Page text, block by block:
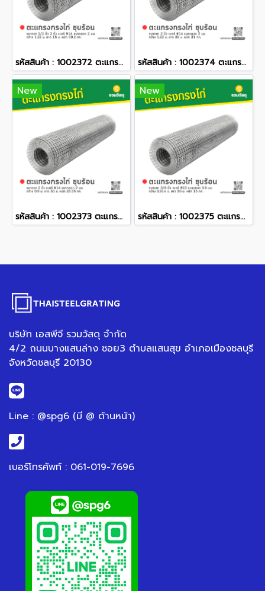
รหัสสินค้า : 1002372 ตะแกรงกรงไก่ ชุบร้อน ขนาดตา 1/2 นิ้ว 2 นิ้ว เบอร์ #14 ขนาดลวด 2 มม. กว้าง 1.22 ม. ยาว 15 ม. หนัก 39.2 กก. รหัสสินค้า : 1002374 ตะแกรงกรงไก่ ชุบร้อน ขนาดตา 2 นิ้ว เบอร์ #14 ขนาดลวด 2 มม. กว้าง 1.22 ม. ยาว 30 ม. หนัก 31 กก.
New
รหัสสินค้า : 1002373 ตะแกรงกรงไก่ ชุบร้อน ขนาดตา 2 นิ้ว เบอร์ #14 ขนาดลวด 2 มม. กว้าง 0.9 ม. ยาว 30 ม. หนัก 26.35 กก.
New
รหัสสินค้า : 1002375 ตะแกรงกรงไก่ ชุบร้อน ขนาดตา 3/8 นิ้ว เบอร์ #23 ขนาดลวด 0.8 มม. กว้าง 0.914 ม. ยาว 30 ม. หนัก 15 กก.
บริษัท เอสพีจี รวมวัสดุ จำกัด
4/2 ถนนบางแสนล่าง ซอย3 ตำบลแสนสุข อำเภอเมืองชลบุรี
จังหวัดชลบุรี 20130
Line : @spg6 (มี @ ด้านหน้า)
เบอร์โทรศัพท์ : 061-019-7696